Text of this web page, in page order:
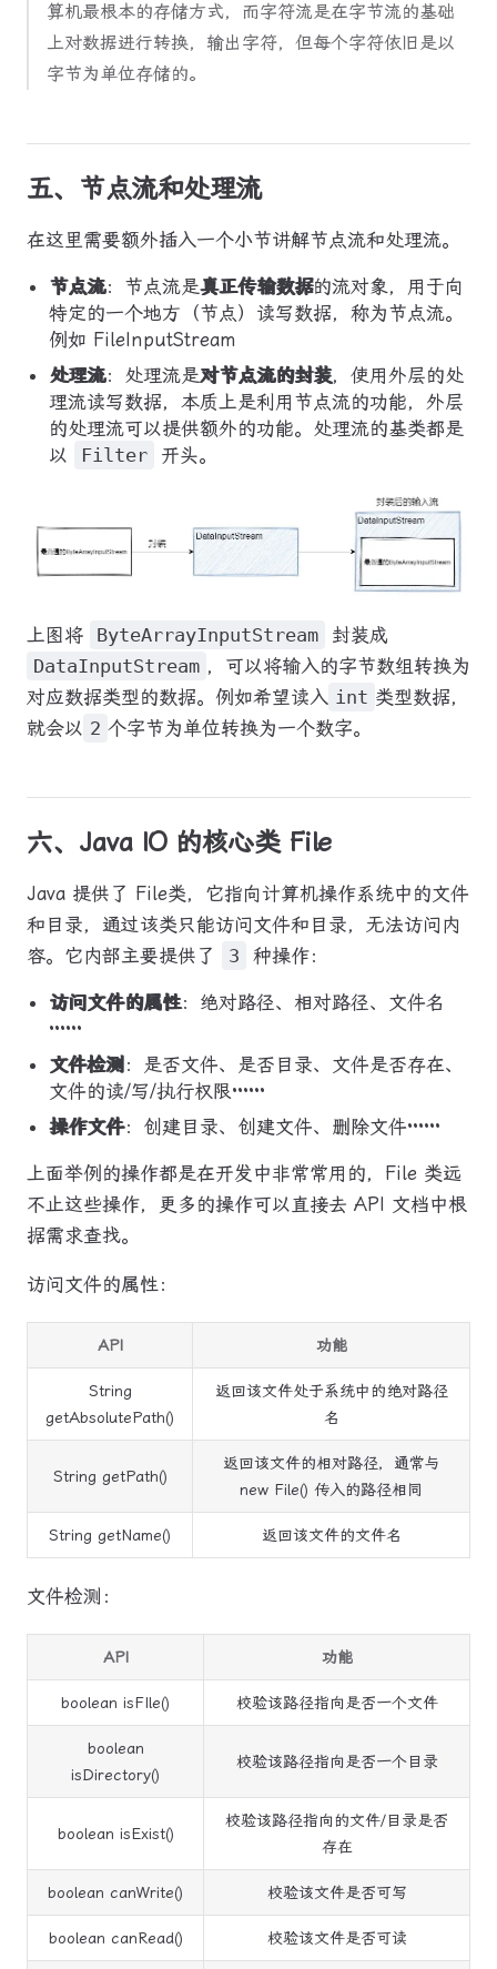
算机最根本的存储方式，而字符流是在字节流的基础
上对数据进行转换，输出字符，但每个字符依旧是以
字节为单位存储的。
五、节点流和处理流
在这里需要额外插入一个小节讲解节点流和处理流。
节点流：节点流是真正传输数据的流对象，用于向
特定的一个地方（节点）读写数据，称为节点流。
例如 FileInputStream
处理流：处理流是对节点流的封装，使用外层的处
理流读写数据，本质上是利用节点流的功能，外层
的处理流可以提供额外的功能。处理流的基类都是
以
Filter 开头。
上图将 ByteArrayInputStream
封装成
DataInputStream ，可以将输入的字节数组转换为
对应数据类型的数据。例如希望读入 int 类型数据，
就会以 2 个字节为单位转换为一个数字。
六、Java IO 的核心类 File
Java 提供了 File类，它指向计算机操作系统中的文件
和目录，通过该类只能访问文件和目录，无法访问内
容。它内部主要提供了
3 种操作：
访问文件的属性：绝对路径、相对路径、文件名
······
文件检测 ：是否文件、是否目录、文件是否存在、
文件的读/写/执行权限······
操作文件：创建目录、创建文件、删除文件······
上面举例的操作都是在开发中非常常用的，File 类远
不止这些操作，更多的操作可以直接去 API 文档中根
据需求查找。
访问文件的属性：
API 功能
String
getAbsolutePath()
返回该文件处于系统中的绝对路径
名
String getPath()
返回该文件的相对路径，通常与
new File() 传入的路径相同
String getName() 返回该文件的文件名
文件检测：
API 功能
boolean isFIle() 校验该路径指向是否一个文件
boolean
isDirectory()
校验该路径指向是否一个目录
boolean isExist()
校验该路径指向的文件/目录是否
存在
boolean canWrite() 校验该文件是否可写
boolean canRead() 校验该文件是否可读